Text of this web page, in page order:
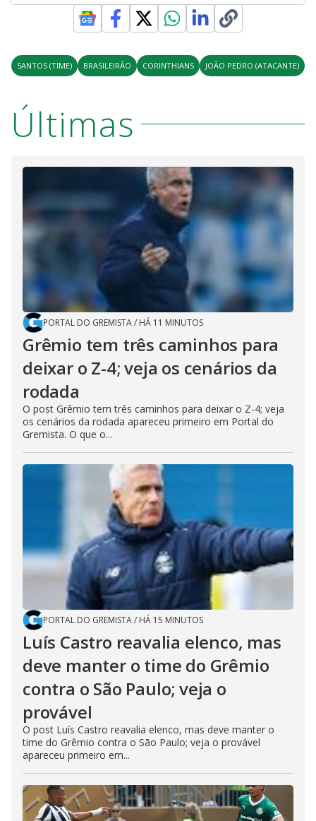
SANTOS (TIME) BRASILEIRÃO CORINTHIANS JOÃO PEDRO (ATACANTE)
Últimas
PORTAL DO GREMISTA/ HÁ 11 MINUTOS
Grêmio tem três caminhos para
deixar o Z-4; veja os cenários da
rodada
O post Grêmio tem três caminhos para deixar o Z-4; veja
os cenários da rodada apareceu primeiro em Portal do
Gremista. O que o...
PORTAL DO GREMISTA/ HÁ 15 MINUTOS
Luís Castro reavalia elenco, mas
deve manter o time do Grêmio
contra o São Paulo; veja o
provável
O post Luís Castro reavalia elenco, mas deve manter o
time do Grêmio contra o São Paulo; veja o provável
apareceu primeiro em...